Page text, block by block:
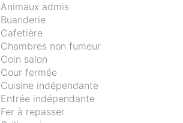
Animaux admis
Buanderie
Cafetière
Chambres non fumeur
Coin salon
Cour fermée
Cuisine indépendante
Entrée indépendante
Fer à repasser